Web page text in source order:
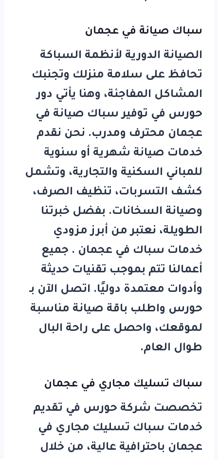
سباك صيانة في عجمان
الصيانة الدورية لأنظمة السباكة
تحافظ على سلامة منزلك وتجنبك
المشاكل المفاجئة، وهنا يأتي دور
حورس في توفير سباك صيانة في
عجمان محترف ومدرب. نحن نقدم
خدمات صيانة شهرية أو سنوية
للمباني السكنية والتجارية، وتشمل
كشف التسربات، تنظيف الصرف،
وصيانة السخانات. بفضل خبرتنا
الطويلة، نعتبر من أبرز مزودي
خدمات سباك في عجمان . جميع
أعمالنا تتم بموجب تقنيات حديثة
وأدوات معتمدة دوليًا. اتصل الآن بـ
حورس واطلب باقة صيانة مناسبة
لموقعك، واحصل على راحة البال
طوال العام.
سباك تسليك مجاري في عجمان
تخصصت شركة حورس في تقديم
خدمات سباك تسليك مجاري في
عجمان باحترافية عالية، من خلال